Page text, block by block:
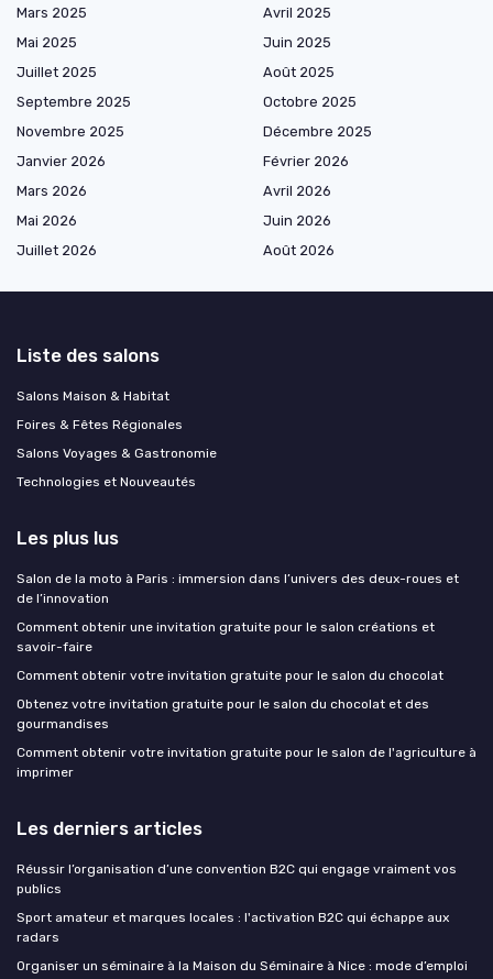
Mars 2025
Avril 2025
Mai 2025
Juin 2025
Juillet 2025
Août 2025
Septembre 2025
Octobre 2025
Novembre 2025
Décembre 2025
Janvier 2026
Février 2026
Mars 2026
Avril 2026
Mai 2026
Juin 2026
Juillet 2026
Août 2026
Liste des salons
Salons Maison & Habitat
Foires & Fêtes Régionales
Salons Voyages & Gastronomie
Technologies et Nouveautés
Les plus lus
Salon de la moto à Paris : immersion dans l’univers des deux-roues et
de l’innovation
Comment obtenir une invitation gratuite pour le salon créations et
savoir-faire
Comment obtenir votre invitation gratuite pour le salon du chocolat
Obtenez votre invitation gratuite pour le salon du chocolat et des
gourmandises
Comment obtenir votre invitation gratuite pour le salon de l'agriculture à
imprimer
Les derniers articles
Réussir l’organisation d’une convention B2C qui engage vraiment vos
publics
Sport amateur et marques locales : l'activation B2C qui échappe aux
radars
Organiser un séminaire à la Maison du Séminaire à Nice : mode d’emploi